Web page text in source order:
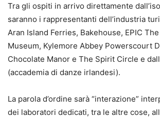
Tra gli ospiti in arrivo direttamente
saranno i rappresentanti dell’industria
Aran Island Ferries, Bakehouse, EPIC
Museum, Kylemore Abbey Powerscourt
Chocolate Manor e The Spirit Circle e
(accademia di danze irlandesi).
La parola d’ordine sarà “interazione”
dei laboratori dedicati, tra le altre cose,